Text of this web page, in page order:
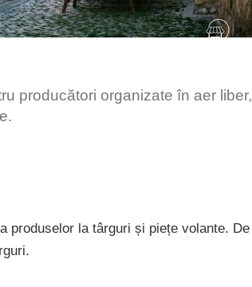
producători organizate în aer liber,
produselor la târguri și piețe volante. De